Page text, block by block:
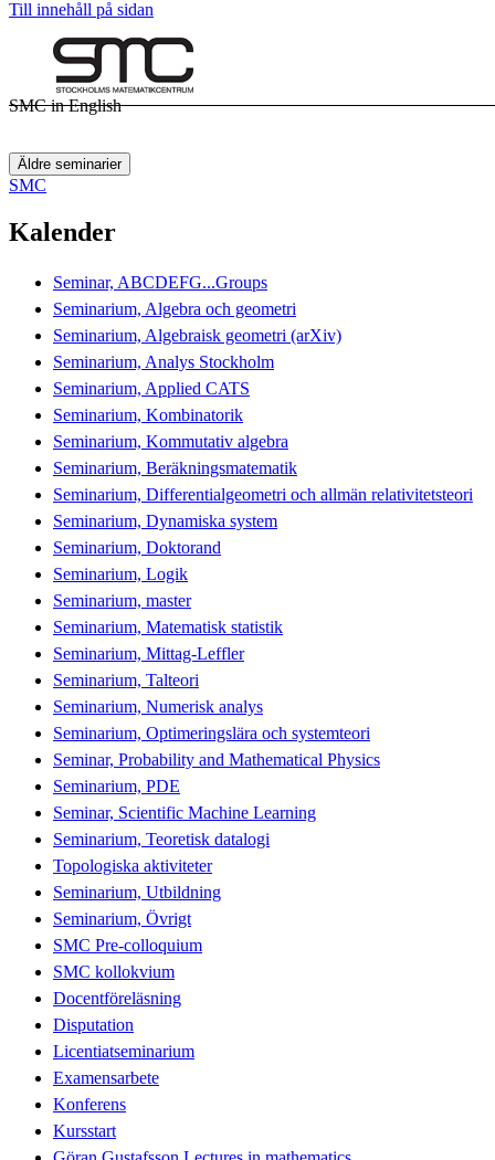
Till innehåll på sidan
SMC in English
Äldre seminarier
SMC
Kalender
Seminar, ABCDEFG...Groups
Seminarium, Algebra och geometri
Seminarium, Algebraisk geometri (arXiv)
Seminarium, Analys Stockholm
Seminarium, Applied CATS
Seminarium, Kombinatorik
Seminarium, Kommutativ algebra
Seminarium, Beräkningsmatematik
Seminarium, Differentialgeometri och allmän relativitetsteori
Seminarium, Dynamiska system
Seminarium, Doktorand
Seminarium, Logik
Seminarium, master
Seminarium, Matematisk statistik
Seminarium, Mittag-Leffler
Seminarium, Talteori
Seminarium, Numerisk analys
Seminarium, Optimeringslära och systemteori
Seminar, Probability and Mathematical Physics
Seminarium, PDE
Seminar, Scientific Machine Learning
Seminarium, Teoretisk datalogi
Topologiska aktiviteter
Seminarium, Utbildning
Seminarium, Övrigt
SMC Pre-colloquium
SMC kollokvium
Docentföreläsning
Disputation
Licentiatseminarium
Examensarbete
Konferens
Kursstart